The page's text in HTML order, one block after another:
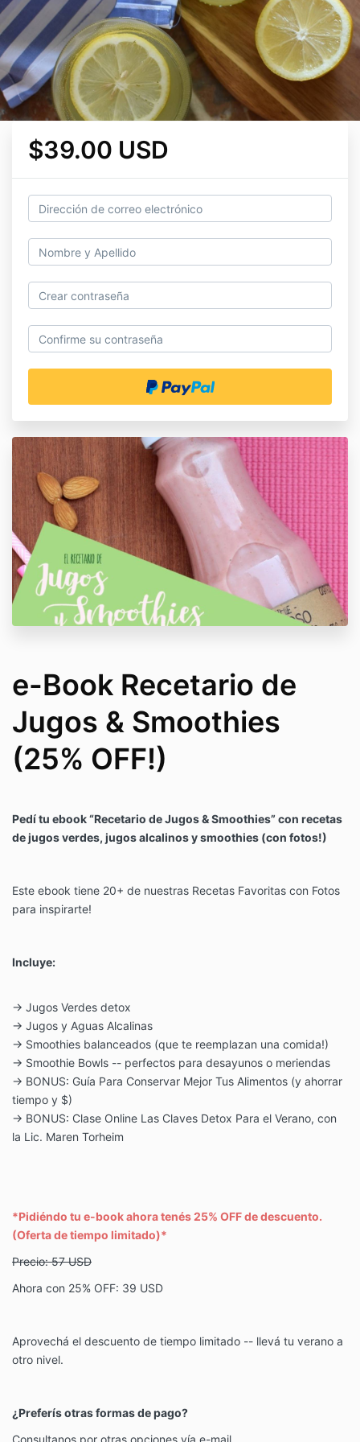
$39.00 USD
e-Book Recetario de
Jugos & Smoothies
(25% OFF!)
Pedí tu ebook “Recetario de Jugos & Smoothies” con recetas
de jugos verdes, jugos alcalinos y smoothies (con fotos!)
Este ebook tiene 20+ de nuestras Recetas Favoritas con Fotos
para inspirarte!
Incluye:
→ Jugos Verdes detox
→ Jugos y Aguas Alcalinas
→ Smoothies balanceados (que te reemplazan una comida!)
→ Smoothie Bowls -- perfectos para desayunos o meriendas
→ BONUS: Guía Para Conservar Mejor Tus Alimentos (y ahorrar
tiempo y $)
→ BONUS: Clase Online Las Claves Detox Para el Verano, con
la Lic. Maren Torheim
*Pidiéndo tu e-book ahora tenés 25% OFF de descuento.
(Oferta de tiempo limitado)*
Precio: 57 USD
Ahora con 25% OFF: 39 USD
Aprovechá el descuento de tiempo limitado -- llevá tu verano a
otro nivel.
¿Preferís otras formas de pago?